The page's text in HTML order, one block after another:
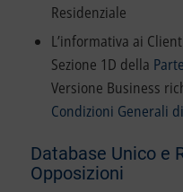
Residenziale
L’informativa ai
Sezione 1D della
Versione Business
Condizioni Generali
Database Unico e
Opposizioni